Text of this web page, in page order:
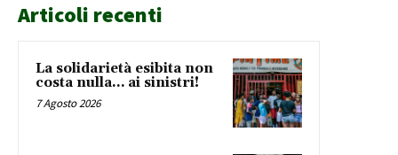
Articoli recenti
La solidarietà esibita non
costa nulla… ai sinistri!
7 Agosto 2026